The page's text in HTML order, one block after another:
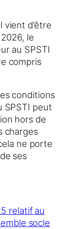
vient d’être
le
au SPSTI
compris
conditions
SPSTI peut
hors de
charges
ne porte
ses
relatif au
socle